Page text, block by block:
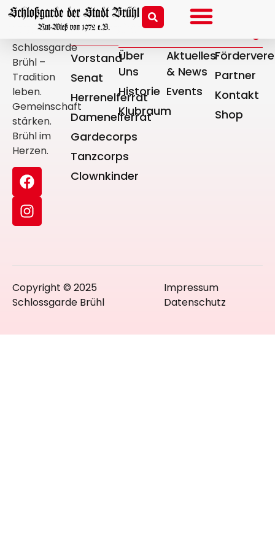
Schlossgarde
Brühl –
Tradition
leben.
Gemeinschaft
stärken.
Brühl im
Herzen.
Gesellschaft
Vorstand
Senat
Herrenelferrat
Damenelferrat
Gardecorps
Tanzcorps
Clownkinder
Vereinsleben
Über
Uns
Historie
Klubraum
Aktuelles
& News
Events
Partner
Kontakt
Shop
Copyright © 2025
Schlossgarde Brühl
Impressum
Datenschutz